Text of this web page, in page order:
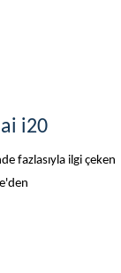
i20
fazlasıyla ilgi çeken